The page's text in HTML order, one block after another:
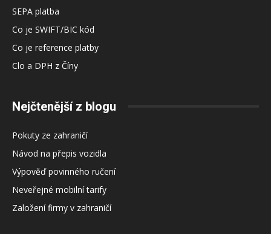
SEPA platba
Co je SWIFT/BIC kód
Co je reference platby
Clo a DPH z Číny
Nejčtenější z blogu
Pokuty ze zahraničí
Návod na přepis vozidla
Výpověď povinného ručení
Neveřejné mobilní tarify
Založení firmy v zahraničí